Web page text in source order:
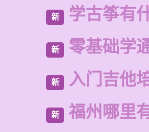
新 学古筝有
新 零基础学
新 入门吉他
新 福州哪里